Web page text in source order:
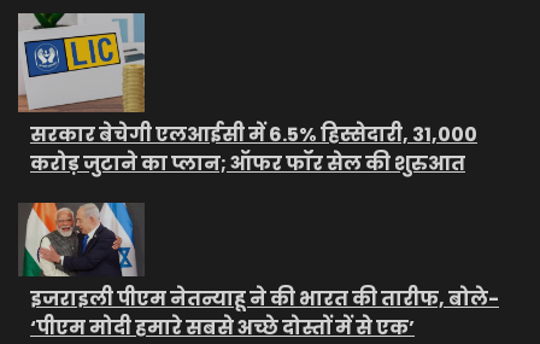
सरकार बेचेगी एलआईसी में 6.5% हिस्सेदारी, 31,000
करोड़ जुटाने का प्लान; ऑफर फॉर सेल की शुरुआत
इजराइली पीएम नेतन्याहू ने की भारत की तारीफ, बोले-
‘पीएम मोदी हमारे सबसे अच्छे दोस्तों में से एक’